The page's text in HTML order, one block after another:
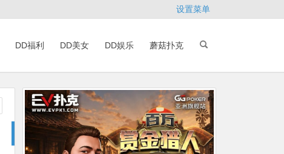
设置菜单
DD福利 DD美女 DD娱乐 蘑菇扑克